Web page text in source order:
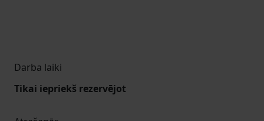
Darba laiki
Tikai iepriekš rezervējot